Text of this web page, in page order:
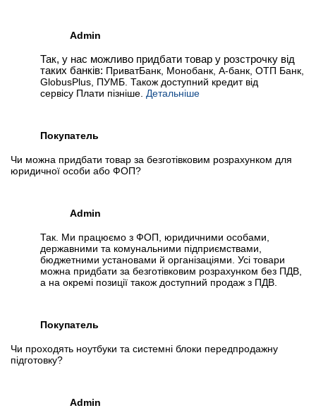
Admin
Так, у нас можливо придбати товар у розстрочку від
таких банків: ПриватБанк, Монобанк, А-банк, ОТП Банк,
GlobusPlus, ПУМБ. Також доступний кредит від
сервісу Плати пізніше. Детальніше
Покупатель
Чи можна придбати товар за безготівковим розрахунком для
юридичної особи або ФОП?
Admin
Так. Ми працюємо з ФОП, юридичними особами,
державними та комунальними підприємствами,
бюджетними установами й організаціями. Усі товари
можна придбати за безготівковим розрахунком без ПДВ,
а на окремі позиції також доступний продаж з ПДВ.
Покупатель
Чи проходять ноутбуки та системні блоки передпродажну
підготовку?
Admin